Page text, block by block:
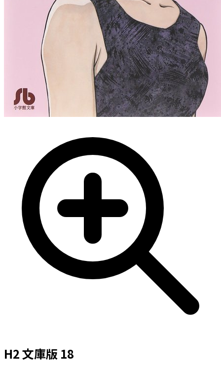
H2 文庫版 18